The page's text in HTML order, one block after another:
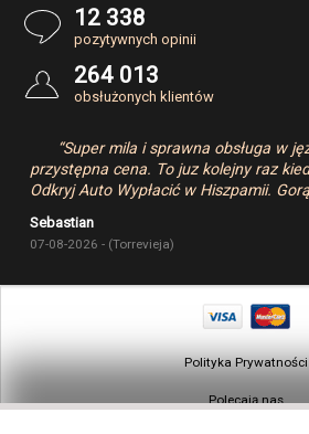
12 338
pozytywnych opinii
264 013
obsłużonych klientów
“Super mila i sprawna obsługa w
przystępna cena. To juz kolejny raz
Odkryj Auto Wypłacić w Hiszpamii.
Sebastian
07-08-2026 - (Torrevieja)
Polityka Prywatności
Polecają nas